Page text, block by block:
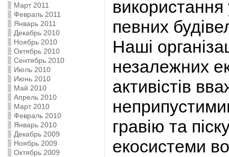
Март 2011
Февраль 2011
Январь 2011
Декабрь 2010
Ноябрь 2010
Октябрь 2010
Сентябрь 2010
Июль 2010
Июнь 2010
Май 2010
Апрель 2010
Март 2010
Февраль 2010
Январь 2010
Декабрь 2009
Ноябрь 2009
Октябрь 2009
використання
певних
Наші
незалежних
активістів
гравію та
екосистеми